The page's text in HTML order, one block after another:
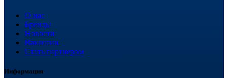
О нас
Бренды
Новости
Вакансии
Стать партнером
Информация